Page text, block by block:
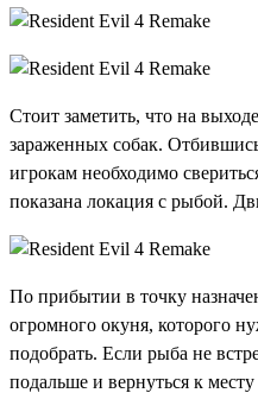
Стоит заметить, что на
зараженных собак.
игрокам необходимо
показана локация с рыбой.
По прибытии в точку
огромного окуня, которого
подобрать. Если рыба не
подальше и вернуться к месту